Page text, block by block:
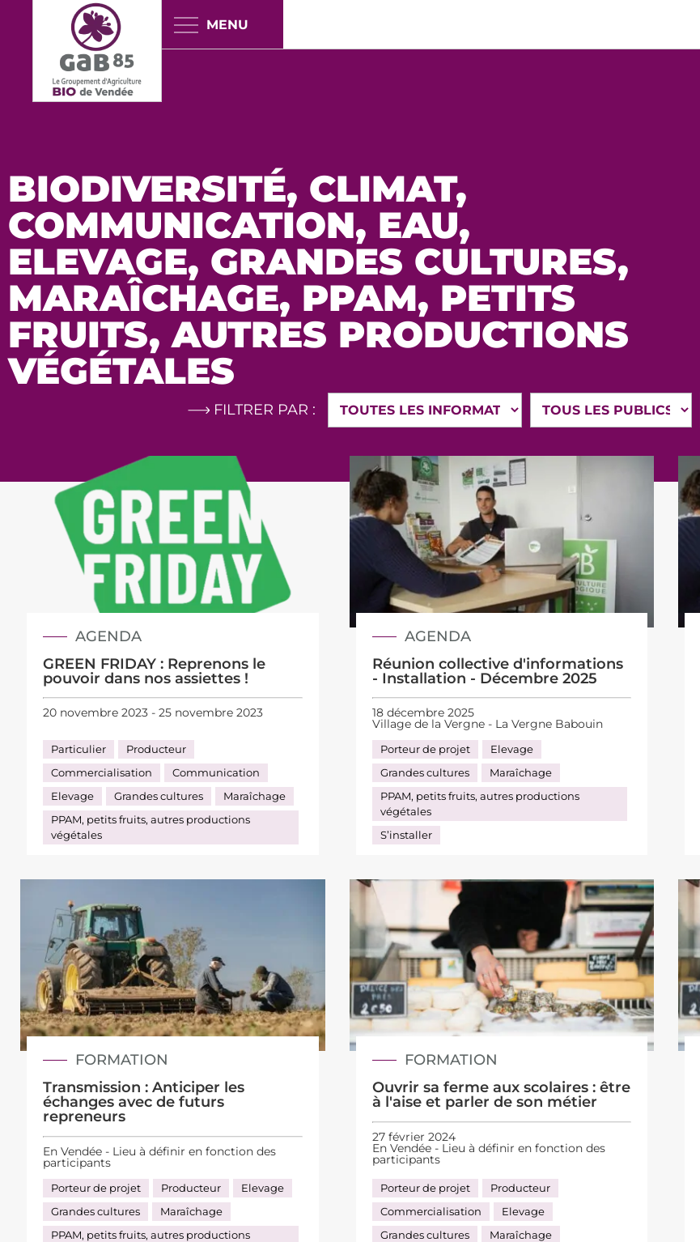
BIODIVERSITÉ, CLIMAT,
COMMUNICATION, EAU,
ELEVAGE, GRANDES CULTURES,
MARAÎCHAGE, PPAM, PETITS
FRUITS, AUTRES PRODUCTIONS
VÉGÉTALES
FILTRER PAR :
AGENDA
GREEN FRIDAY : Reprenons le
pouvoir dans nos assiettes !
20 novembre 2023 - 25 novembre 2023
Particulier
Producteur
Commercialisation
Communication
Elevage
Grandes cultures
Maraîchage
PPAM, petits fruits, autres productions
végétales
AGENDA
Réunion collective d'informations
- Installation - Décembre 2025
18 décembre 2025
Village de la Vergne - La Vergne Babouin
Porteur de projet
Elevage
Grandes cultures
Maraîchage
PPAM, petits fruits, autres productions
végétales
S’installer
FORMATION
Transmission : Anticiper les
échanges avec de futurs
repreneurs
En Vendée - Lieu à définir en fonction des
participants
Porteur de projet Producteur
Elevage
Grandes cultures
Maraîchage
PPAM, petits fruits, autres productions
FORMATION
Ouvrir sa ferme aux scolaires : être
à l'aise et parler de son métier
27 février 2024
En Vendée - Lieu à définir en fonction des
participants
Porteur de projet
Producteur
Commercialisation
Elevage
Grandes cultures
Maraîchage
Panneau de gestion des cookies